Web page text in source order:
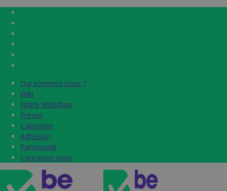
Qui sommes-nous ?
Wiki
Notre Webshop
Presse
Calendrier
Adhésion
Partenariat
Contactez-nous
Qui sommes-nous ?
Wiki
Notre Webshop
Presse
Calendrier
Adhésion
Partenariat
Contactez-nous
Home
Label & audits
Becom Trustmark
Security Scan